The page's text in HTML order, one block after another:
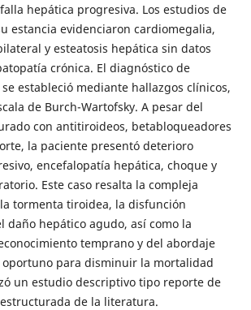
hepática progresiva. Los estudios de
estancia evidenciaron cardiomegalia,
y esteatosis hepática sin datos
crónica. El diagnóstico de
estableció mediante hallazgos clínicos,
de Burch-Wartofsky. A pesar del
con antitiroideos, betabloqueadores
la paciente presentó deterioro
encefalopatía hepática, choque y
Este caso resalta la compleja
tormenta tiroidea, la disfunción
daño hepático agudo, así como la
temprano y del abordaje
para disminuir la mortalidad
un estudio descriptivo tipo reporte de
de la literatura.